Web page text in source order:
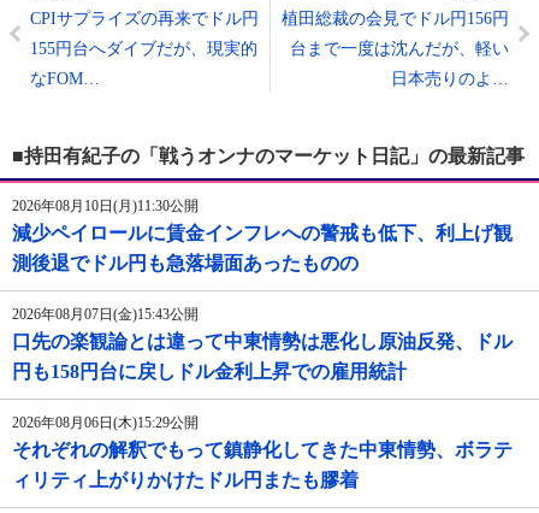
CPIサプライズの再来でドル円
155円台へダイブだが、現実的
なFOM…
植田総裁の会見でドル円156円
台まで一度は沈んだが、軽い
日本売りのよ…
■持田有紀子の「戦うオンナのマーケット日記」の最新記事
2026年08月10日(月)11:30公開
減少ペイロールに賃金インフレへの警戒も低下、利上げ観
測後退でドル円も急落場面あったものの
2026年08月07日(金)15:43公開
口先の楽観論とは違って中東情勢は悪化し原油反発、ドル
円も158円台に戻しドル金利上昇での雇用統計
2026年08月06日(木)15:29公開
それぞれの解釈でもって鎮静化してきた中東情勢、ボラテ
ィリティ上がりかけたドル円またも膠着